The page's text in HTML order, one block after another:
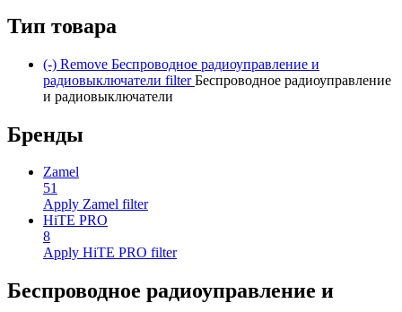
Тип товара
(-) Remove Беспроводное радиоуправление и
радиовыключатели filterБеспроводное радиоуправление
и радиовыключатели
Бренды
Zamel
51
Apply Zamel filter
HiTE PRO
8
Apply HiTE PRO filter
Беспроводное радиоуправление и